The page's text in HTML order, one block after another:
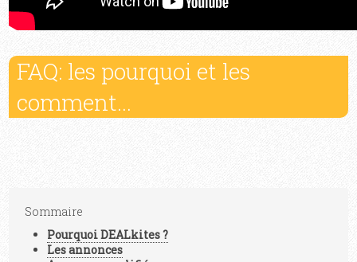
FAQ: les pourquoi et les
comment...
Sommaire
PourquoiDEALkites ?
Les annonces